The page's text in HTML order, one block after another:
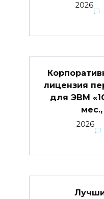
2026
лицензия
для ЭВМ
2026